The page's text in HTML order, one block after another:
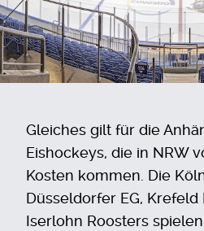
Gleiches gilt für die
Eishockeys, die in NRW
Kosten kommen. Die
Düsseldorfer EG, Krefeld
Iserlohn Roosters